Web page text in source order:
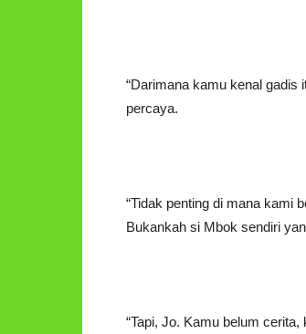
“Darimana kamu kenal gadis
percaya.
“Tidak penting di mana kami
Bukankah si Mbok sendiri
“Tapi, Jo. Kamu belum